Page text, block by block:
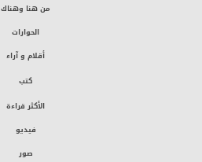
من هنا وهناك
الحوارات
أقلام و آراء
كتب
الأكثر قراءة
فيديو
صور